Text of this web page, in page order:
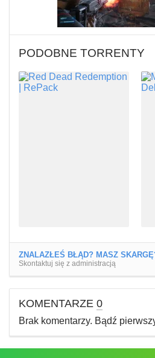
PODOBNE TORRENTY
ZNALAZŁEŚ BŁĄD? MASZ
Skontaktuj się z administracją
KOMENTARZE 0
Brak komentarzy. Bądź